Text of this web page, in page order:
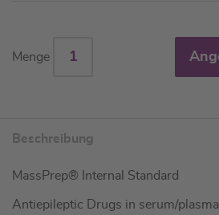
Menge
Beschreibung
MassPrep® Internal Standard
Antiepileptic Drugs in serum/plasma